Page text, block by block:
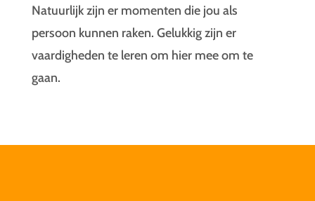
Natuurlijk zijn er momenten die jou als
persoon kunnen raken. Gelukkig zijn er
vaardigheden te leren om hier mee om te
gaan.